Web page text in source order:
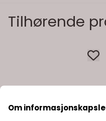
Tilhørende
Om